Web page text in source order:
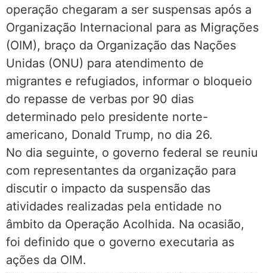
operação chegaram a ser suspensas após a
Organização Internacional para as Migrações
(OIM), braço da Organização das Nações
Unidas (ONU) para atendimento de
migrantes e refugiados, informar o bloqueio
do repasse de verbas por 90 dias
determinado pelo presidente norte-
americano, Donald Trump, no dia 26.
No dia seguinte, o governo federal se reuniu
com representantes da organização para
discutir o impacto da suspensão das
atividades realizadas pela entidade no
âmbito da Operação Acolhida. Na ocasião,
foi definido que o governo executaria as
ações da OIM.